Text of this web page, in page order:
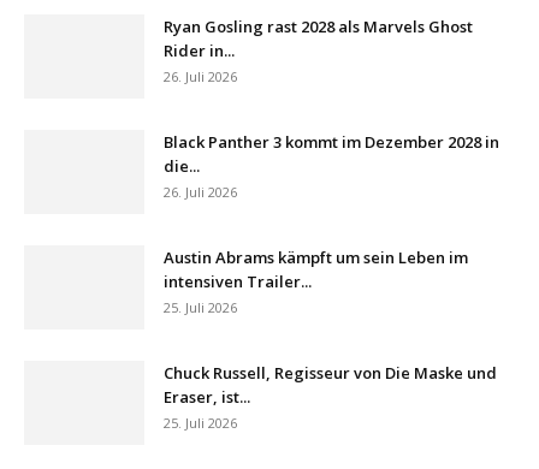
Ryan Gosling rast 2028 als Marvels Ghost
Rider in...
26. Juli 2026
Black Panther 3 kommt im Dezember 2028 in
die...
26. Juli 2026
Austin Abrams kämpft um sein Leben im
intensiven Trailer...
25. Juli 2026
Chuck Russell, Regisseur von Die Maske und
Eraser, ist...
25. Juli 2026